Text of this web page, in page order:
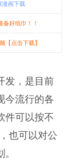
漫画下载
备好纸巾！！
【点击下载】
，是目前
今流行的各
件可以按不
也可以对公